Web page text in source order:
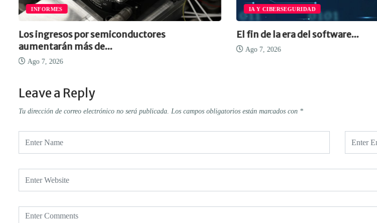
INFORMES
Los ingresos por semiconductores
aumentarán más de...
Ago 7, 2026
IA Y CIBERSEGURIDAD
El fin de la era del software...
Ago 7, 2026
Leave a Reply
Tu dirección de correo electrónico no será publicada. Los campos obligatorios están marcados con *